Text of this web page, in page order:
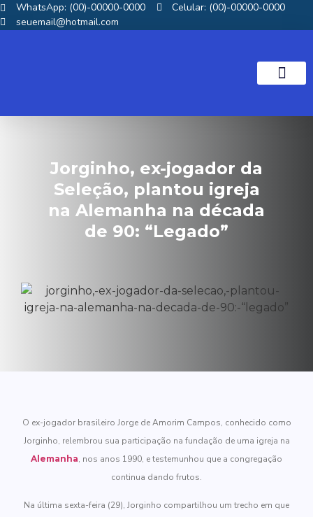
WhatsApp: (00)-00000-0000
Celular: (00)-00000-0000
seuemail@hotmail.com
Jorginho, ex-jogador da
Seleção, plantou igreja
na Alemanha na década
de 90: “Legado”
O ex-jogador brasileiro Jorge de Amorim Campos, conhecido como
Jorginho, relembrou sua participação na fundação de uma igreja na
Alemanha, nos anos 1990, e testemunhou que a congregação
continua dando frutos.
Na última sexta-feira (29), Jorginho compartilhou um trecho em que